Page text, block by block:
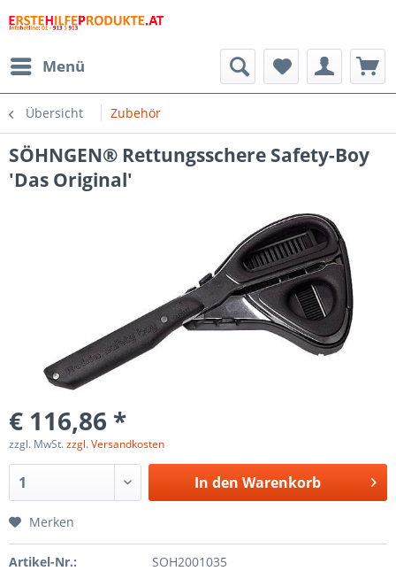
Menü
Übersicht Zubehör
SÖHNGEN® Rettungsschere Safety-Boy
'Das Original'
€ 116,86 *
zzgl. MwSt.zzgl. Versandkosten
In den Warenkorb
Merken
Artikel-Nr.: SOH2001035